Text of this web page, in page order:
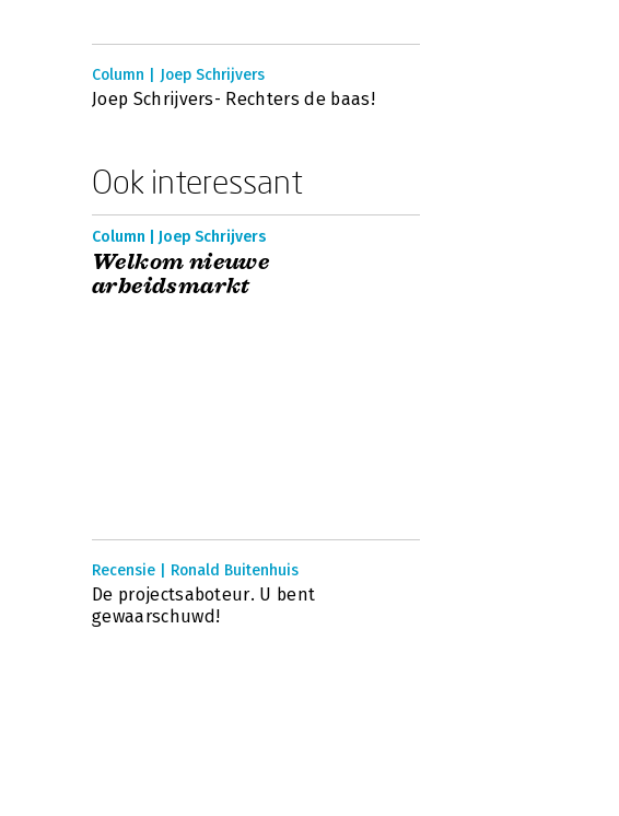
Column | Joep Schrijvers
Joep Schrijvers- Rechters de baas!
Ook interessant
Column | Joep Schrijvers
Welkom nieuwe
arbeidsmarkt
Recensie | Ronald Buitenhuis
De projectsaboteur. U bent
gewaarschuwd!